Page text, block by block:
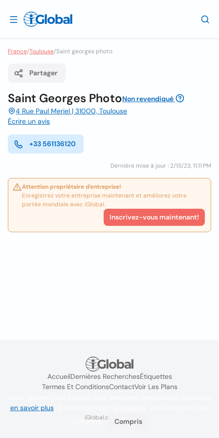
France/Toulouse/Saint georges photo
Partager
Saint Georges PhotoNon revendiqué
4 Rue Paul Meriel | 31000, Toulouse
Écrire un avis
+33 561136120
Dernière mise à jour : 2/15/23, 11:11 PM
Attention propriétaire d'entreprise!
Enregistrez votre entreprise maintenant et améliorez votre
portée mondiale avec iGlobal.
Inscrivez-vous maintenant!
AccueilDernières RecherchesÉtiquettes
Termes Et ConditionsContactVoir Les Plans
iGlobal.co @ 2024
en savoir plus. Si vous continuez à naviguer, vous acceptez leur
utilisation.
Compris